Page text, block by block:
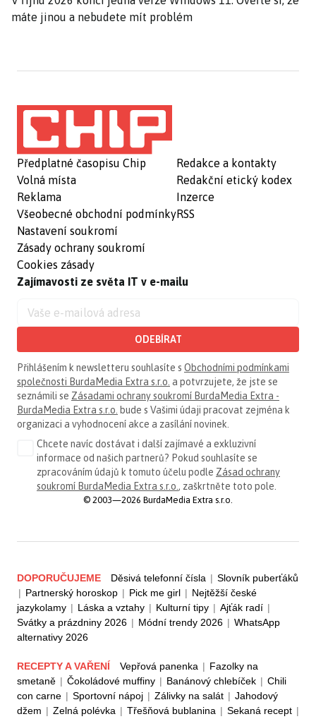
máte jinou a nebudete mít problém
Předplatné časopisu Chip
Volná místa
Reklama
Všeobecné obchodní podmínky
Nastavení soukromí
Zásady ochrany soukromí
Cookies zásady
Redakce a kontakty
Redakční etický kodex
Inzerce
RSS
Zajímavosti ze světa IT v e-mailu
ODEBÍRAT
Přihlášením k newsletteru souhlasíte s Obchodními podmínkami
společnosti BurdaMedia Extra s.r.o. a potvrzujete, že jste se
seznámili se Zásadami ochrany soukromí BurdaMedia Extra -
BurdaMedia Extra s.r.o. bude s Vašimi údaji pracovat zejména k
organizaci a vyhodnocení akce a zasílání novinek.
Chcete navíc dostávat i další zajímavé a exkluzivní
informace od našich partnerů? Pokud souhlasíte se
zpracováním údajů k tomuto účelu podle Zásad ochrany
soukromí BurdaMedia Extra s.r.o., zaškrtněte toto pole.
© 2003—2026 BurdaMedia Extra s.r.o.
DOPORUČUJEME Děsivá telefonní čísla | Slovník puberťáků
| Partnerský horoskop | Pick me girl | Nejtěžší české
jazykolamy | Láska a vztahy | Kulturní tipy | Ajťák radí |
Svátky a prázdniny 2026 | Módní trendy 2026 | WhatsApp
alternativy 2026
RECEPTY A VAŘENÍ Vepřová panenka | Fazolky na
smetaně | Čokoládové muffiny | Banánový chlebíček | Chili
con carne | Sportovní nápoj | Zálivky na salát | Jahodový
džem | Zelná polévka | Třešňová bublanina | Sekaná recept |